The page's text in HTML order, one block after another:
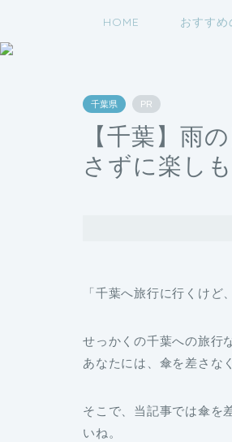
HOME おすすめ
千葉県 PR
【千葉】雨
さずに楽しも
「千葉へ旅行に行くけ
せっかくの千葉への旅行
あなたには、傘を差さな
そこで、当記事では傘を
いね。